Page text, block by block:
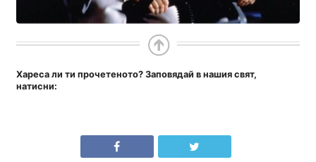
Хареса ли ти прочетеното? Заповядай в нашия свят,
натисни: